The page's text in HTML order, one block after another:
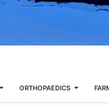
ORTHOPAEDICS